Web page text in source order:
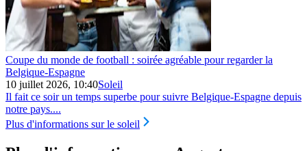
Coupe du monde de football : soirée agréable pour regarder la
Belgique‑Espagne
10 juillet 2026, 10:40Soleil
Il fait ce soir un temps superbe pour suivre Belgique‑Espagne depuis
notre pays....
Plus d'informations sur le soleil